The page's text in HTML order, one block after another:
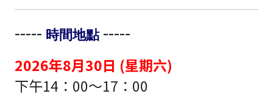
----- 時間地點-----
2026年8月30日 (星期六)
下午14：00～17：00